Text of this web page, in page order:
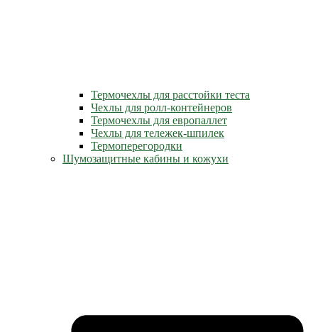
Термочехлы для расстойки теста
Чехлы для ролл-контейнеров
Термочехлы для европаллет
Чехлы для тележек-шпилек
Термоперегородки
Шумозащитные кабины и кожухи